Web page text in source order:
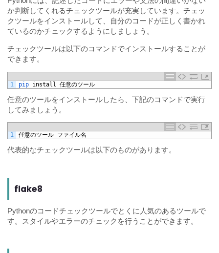
か判断してくれるチェックツールが充実しています。チェッ
クツールをインストールして、自分のコードが正しく書かれ
ているのかチェックするようにしましょう。
チェックツールは以下のコマンドでインストールすることが
できます。
1 pip install 任意のツール
任意のツールをインストールしたら、下記のコマンドで実行
してみましょう。
1 任意のツール ファイル名
代表的なチェックツールは以下のものがあります。
flake8
Pythonのコードチェックツールでとくに人気のあるツールで
す。スタイルやエラーのチェックを行うことができます。